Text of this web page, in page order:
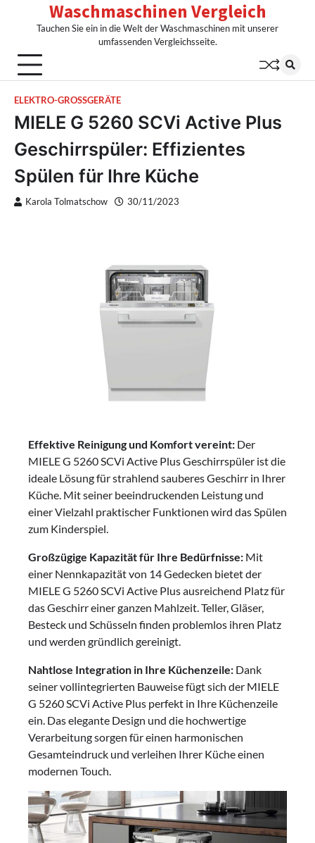
Waschmaschinen Vergleich
Tauchen Sie ein in die Welt der Waschmaschinen mit unserer
umfassenden Vergleichsseite.
ELEKTRO-GROSSGERÄTE
MIELE G 5260 SCVi Active Plus
Geschirrspüler: Effizientes
Spülen für Ihre Küche
Karola Tolmatschow 30/11/2023
Effektive Reinigung und Komfort vereint: Der
MIELE G 5260 SCVi Active Plus Geschirrspüler ist die
ideale Lösung für strahlend sauberes Geschirr in Ihrer
Küche. Mit seiner beeindruckenden Leistung und
einer Vielzahl praktischer Funktionen wird das Spülen
zum Kinderspiel.
Großzügige Kapazität für Ihre Bedürfnisse: Mit
einer Nennkapazität von 14 Gedecken bietet der
MIELE G 5260 SCVi Active Plus ausreichend Platz für
das Geschirr einer ganzen Mahlzeit. Teller, Gläser,
Besteck und Schüsseln finden problemlos ihren Platz
und werden gründlich gereinigt.
Nahtlose Integration in Ihre Küchenzeile: Dank
seiner vollintegrierten Bauweise fügt sich der MIELE
G 5260 SCVi Active Plus perfekt in Ihre Küchenzeile
ein. Das elegante Design und die hochwertige
Verarbeitung sorgen für einen harmonischen
Gesamteindruck und verleihen Ihrer Küche einen
modernen Touch.